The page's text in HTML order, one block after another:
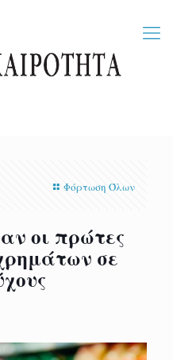
Φόρτωση Όλων
οι πρώτες
σε